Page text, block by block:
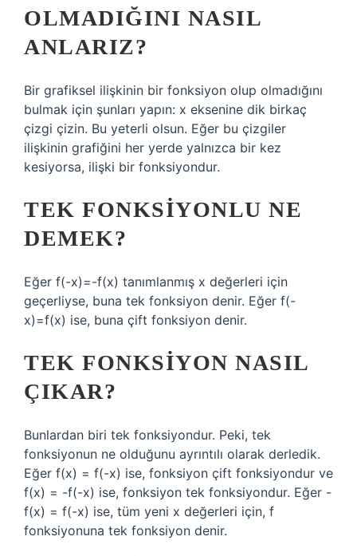
OLMADIĞINI NASIL
ANLARIZ?
Bir grafiksel ilişkinin bir fonksiyon olup olmadığını
bulmak için şunları yapın: x eksenine dik birkaç
çizgi çizin. Bu yeterli olsun. Eğer bu çizgiler
ilişkinin grafiğini her yerde yalnızca bir kez
kesiyorsa, ilişki bir fonksiyondur.
TEK FONKSIYONLU NE
DEMEK?
Eğer f(-x)=-f(x) tanımlanmış x değerleri için
geçerliyse, buna tek fonksiyon denir. Eğer f(-
x)=f(x) ise, buna çift fonksiyon denir.
TEK FONKSIYON NASIL
ÇIKAR?
Bunlardan biri tek fonksiyondur. Peki, tek
fonksiyonun ne olduğunu ayrıntılı olarak derledik.
Eğer f(x) = f(-x) ise, fonksiyon çift fonksiyondur ve
f(x) = -f(-x) ise, fonksiyon tek fonksiyondur. Eğer -
f(x) = f(-x) ise, tüm yeni x değerleri için, f
fonksiyonuna tek fonksiyon denir.